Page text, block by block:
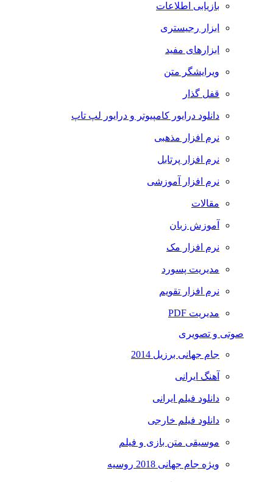
بازیابی اطلاعات
ابزار رجیستری
ابزارهای مفید
ویرایشگر متن
قفل گذار
دانلود درایور کامپیوتر و درایور لپ تاپ
نرم افزار مذهبی
نرم افزار پرتابل
نرم افزار آموزشی
مقالات
آموزش زبان
نرم افزار مک
مدیریت پسورد
نرم افزار تقویم
مدیریت PDF
صوتی و تصویری
جام جهانی برزیل 2014
آهنگ ایرانی
دانلود فیلم ایرانی
دانلود فیلم خارجی
موسیقی متن بازی و فیلم
ویژه جام جهانی 2018 روسیه